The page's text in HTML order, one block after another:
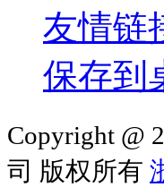
友情链
保存到
Copyright @
司 版权所有